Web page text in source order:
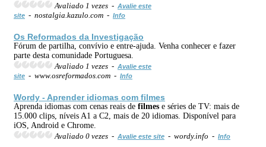
Avaliado 1 vezes - Avalie este
site - nostalgia.kazulo.com - Info
Os Reformados da Investigação
Fórum de partilha, convívio e entre-ajuda. Venha conhecer e fazer
parte desta comunidade Portuguesa.
Avaliado 1 vezes - Avalie este
site - www.osreformados.com - Info
Wordy - Aprender idiomas com filmes
Aprenda idiomas com cenas reais de filmes e séries de TV: mais de
15.000 clips, níveis A1 a C2, mais de 20 idiomas. Disponível para
iOS, Android e Chrome.
Avaliado 0 vezes - Avalie este site - wordy.info - Info